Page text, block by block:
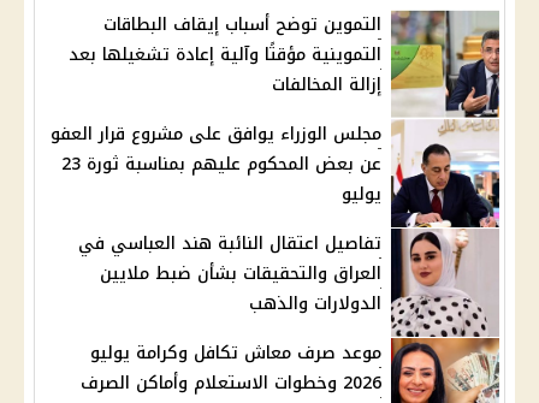
التموين توضح أسباب إيقاف البطاقات
التموينية مؤقتًا وآلية إعادة تشغيلها بعد
إزالة المخالفات
مجلس الوزراء يوافق على مشروع قرار العفو
عن بعض المحكوم عليهم بمناسبة ثورة 23
يوليو
تفاصيل اعتقال النائبة هند العباسي في
العراق والتحقيقات بشأن ضبط ملايين
الدولارات والذهب
موعد صرف معاش تكافل وكرامة يوليو
2026 وخطوات الاستعلام وأماكن الصرف